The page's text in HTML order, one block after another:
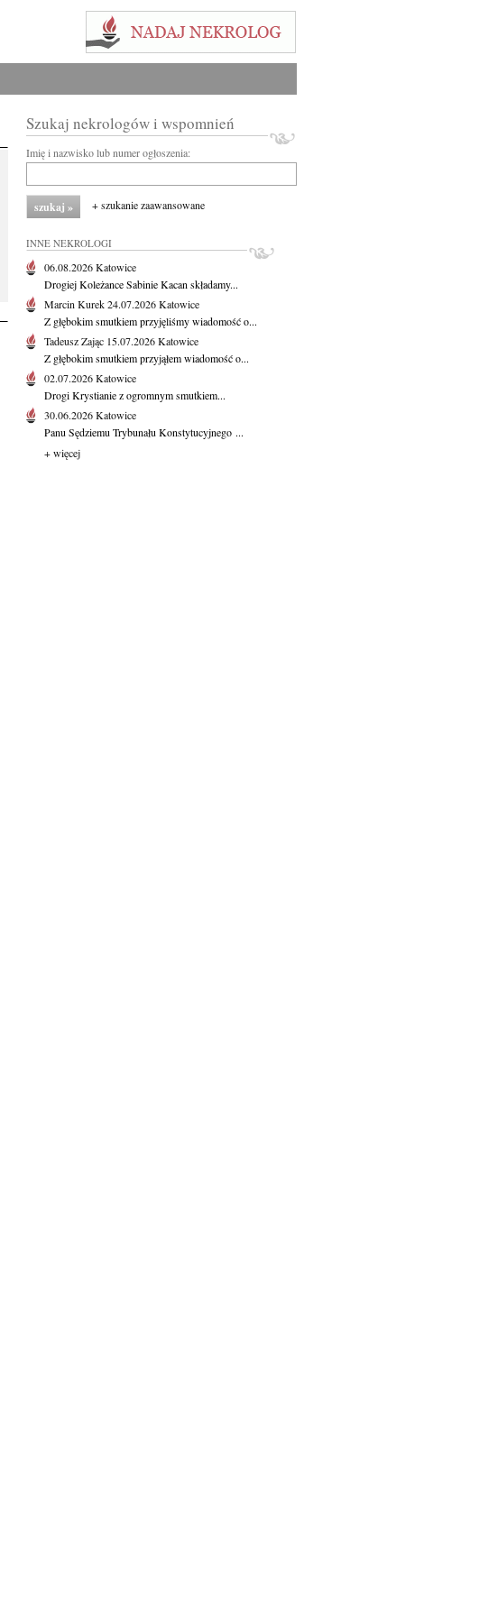
Szukaj nekrologów i wspomnień
Imię i nazwisko lub numer ogłoszenia:
+ szukanie zaawansowane
INNE NEKROLOGI
06.08.2026Katowice
Drogiej Koleżance Sabinie Kacan składamy...
Marcin Kurek24.07.2026Katowice
Z głębokim smutkiem przyjęliśmy wiadomość o...
Tadeusz Zając 15.07.2026Katowice
Z głębokim smutkiem przyjąłem wiadomość o...
02.07.2026Katowice
Drogi Krystianie z ogromnym smutkiem...
30.06.2026Katowice
Panu Sędziemu Trybunału Konstytucyjnego ...
+ więcej